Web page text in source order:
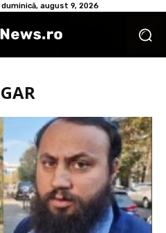
duminică, august 9, 2026